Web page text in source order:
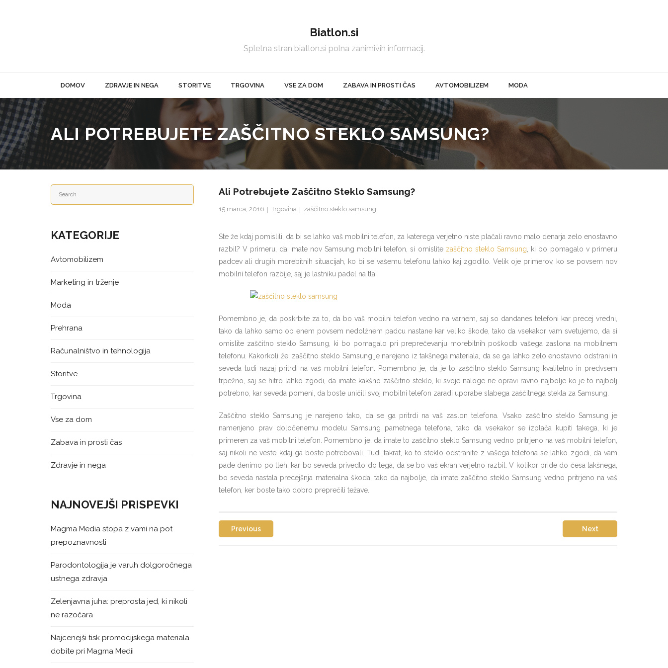
Biatlon.si
Spletna stran biatlon.si polna zanimivih informacij.
DOMOV ZDRAVJE IN NEGA STORITVE TRGOVINA VSE ZA DOM ZABAVA IN PROSTI ČAS AVTOMOBILIZEM MODA
ALI POTREBUJETE ZAŠČITNO STEKLO SAMSUNG?
Ali Potrebujete Zaščitno Steklo Samsung?
15 marca, 2016 Trgovina zaščitno steklo samsung
Ste že kdaj pomislili, da bi se lahko vaš mobilni telefon, za katerega verjetno niste plačali ravno malo denarja zelo enostavno
razbil? V primeru, da imate nov Samsung mobilni telefon, si omislite zaščitno steklo Samsung , ki bo pomagalo v primeru
padcev ali drugih morebitnih situacijah, ko bi se vašemu telefonu lahko kaj zgodilo. Velik oje primerov, ko se povsem nov
mobilni telefon razbije, saj je lastniku padel na tla.
Pomembno je, da poskrbite za to, da bo vaš mobilni telefon vedno na varnem, saj so dandanes telefoni kar precej vredni,
tako da lahko samo ob enem povsem nedolžnem padcu nastane kar veliko škode, tako da vsekakor vam svetujemo, da si
omislite zaščitno steklo Samsung, ki bo pomagalo pri preprečevanju morebitnih poškodb vašega zaslona na mobilnem
telefonu. Kakorkoli že, zaščitno steklo Samsung je narejeno iz takšnega materiala, da se ga lahko zelo enostavno odstrani in
seveda tudi nazaj pritrdi na vaš mobilni telefon. Pomembno je, da je to zaščitno steklo Samsung kvalitetno in predvsem
trpežno, saj se hitro lahko zgodi, da imate kakšno zaščitno steklo, ki svoje naloge ne opravi ravno najbolje ko je to najbolj
potrebno, kar seveda pomeni, da boste uničili svoj mobilni telefon zaradi uporabe slabega zaščitnega stekla za Samsung.
Zaščitno steklo Samsung je narejeno tako, da se ga pritrdi na vaš zaslon telefona. Vsako zaščitno steklo Samsung je
namenjeno prav določenemu modelu Samsung pametnega telefona, tako da vsekakor se izplača kupiti takega, ki je
primeren za vaš mobilni telefon. Pomembno je, da imate to zaščitno steklo Samsung vedno pritrjeno na vaš mobilni telefon,
saj nikoli ne veste kdaj ga boste potrebovali. Tudi takrat, ko to steklo odstranite z vašega telefona se lahko zgodi, da vam
pade denimo po tleh, kar bo seveda privedlo do tega, da se bo vaš ekran verjetno razbil. V kolikor pride do česa takšnega,
bo seveda nastala precejšnja materialna škoda, tako da najbolje, da imate zaščitno steklo Samsung vedno pritrjeno na vaš
telefon, ker boste tako dobro preprečili težave.
Previous Next
KATEGORIJE
Avtomobilizem
Marketing in trženje
Moda
Prehrana
Računalništvo in tehnologija
Storitve
Trgovina
Vse za dom
Zabava in prosti čas
Zdravje in nega
NAJNOVEJŠI PRISPEVKI
Magma Media stopa z vami na pot
prepoznavnosti
Parodontologija je varuh dolgoročnega
ustnega zdravja
Zelenjavna juha: preprosta jed, ki nikoli
ne razočara
Najcenejši tisk promocijskega materiala
dobite pri Magma Medii